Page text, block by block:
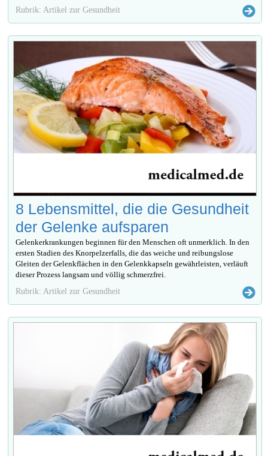
Rubrik: Artikel zur Gesundheit
8 Lebensmittel, die die Gesundheit
der Gelenke aufsparen
Gelenkerkrankungen beginnen für den Menschen oft unmerklich. In den
ersten Stadien des Knorpelzerfalls, die das weiche und reibungslose
Gleiten der Gelenkflächen in den Gelenkkapseln gewährleisten, verläuft
dieser Prozess langsam und völlig schmerzfrei.
Rubrik: Artikel zur Gesundheit